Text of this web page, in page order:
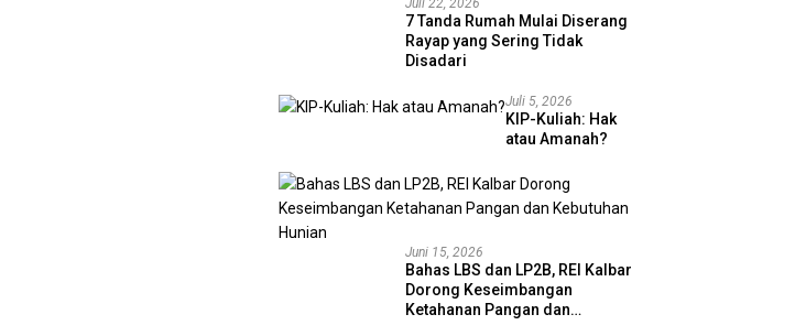
7 Tanda Rumah Mulai Diserang
Rayap yang Sering Tidak
Disadari
Juli 5, 2026
KIP-Kuliah: Hak
atau Amanah?
Juni 15, 2026
Bahas LBS dan LP2B, REI Kalbar
Dorong Keseimbangan
Ketahanan Pangan dan